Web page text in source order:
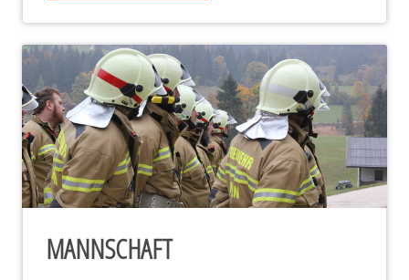
MANNSCHAFT